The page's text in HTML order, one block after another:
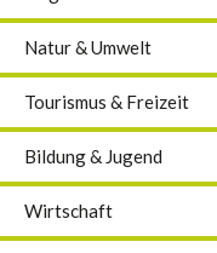
Natur & Umwelt
Tourismus & Freizeit
Bildung & Jugend
Wirtschaft